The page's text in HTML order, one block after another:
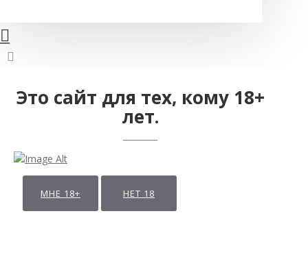
Это сайт для тех, кому 18+
лет.
МНЕ 18+ НЕТ 18